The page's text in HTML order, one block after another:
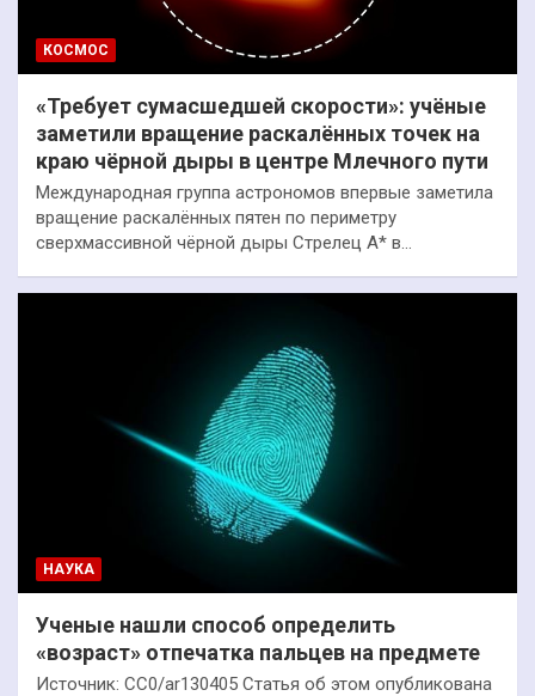
КОСМОС
«Требует сумасшедшей скорости»: учёные
заметили вращение раскалённых точек на
краю чёрной дыры в центре Млечного пути
Международная группа астрономов впервые заметила
вращение раскалённых пятен по периметру
сверхмассивной чёрной дыры Стрелец А* в…
НАУКА
Ученые нашли способ определить
«возраст» отпечатка пальцев на предмете
Источник: СС0/ar130405 Статья об этом опубликована